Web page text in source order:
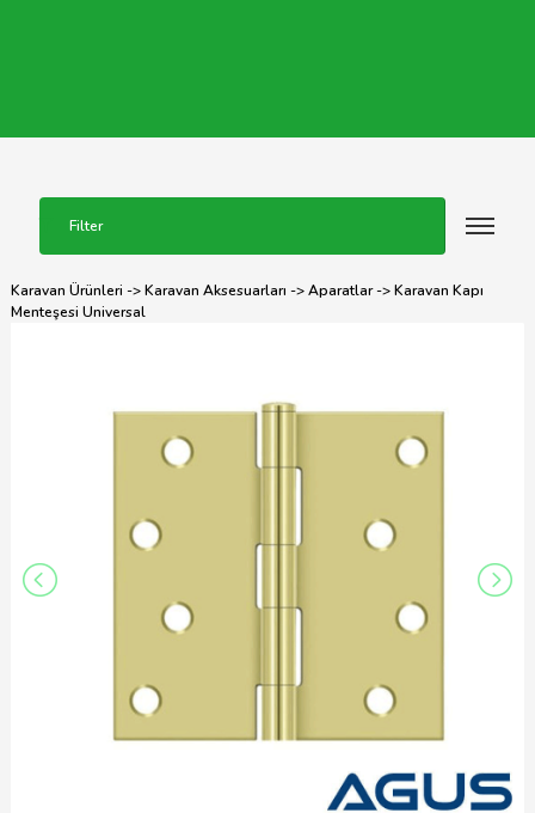
Filter
Karavan Ürünleri ->Karavan Aksesuarları ->Aparatlar-> Karavan Kapı
Menteşesi Universal